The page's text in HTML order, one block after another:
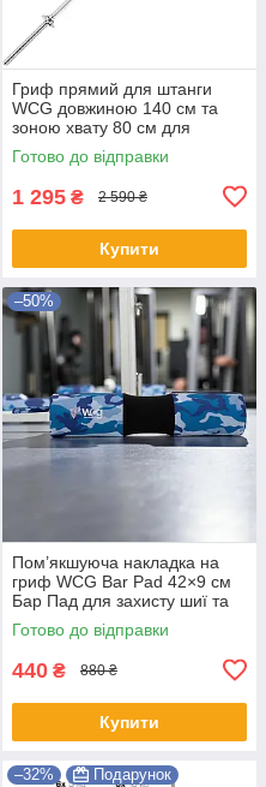
Гриф прямий для штанги
WCG довжиною 140 см та
зоною хвату 80 см для
силових тренувань в
домашніх умовах
Готово до відправки
1 295 ₴ 2 590 ₴
Купити
–50%
Пом’якшуюча накладка на
гриф WCG Bar Pad 42×9 см
Бар Пад для захисту шиї та
плечей під час силових
тренувань із штангою із піни
Готово до відправки
440 ₴ 880 ₴
Купити
–32% Подарунок